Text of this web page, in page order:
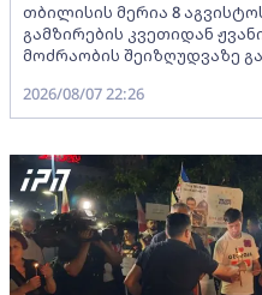
თბილისის მერია 8
გამზირების კვეთიდან
მოძრაობის შეიზღუდვაზე
2026/08/07 22:26